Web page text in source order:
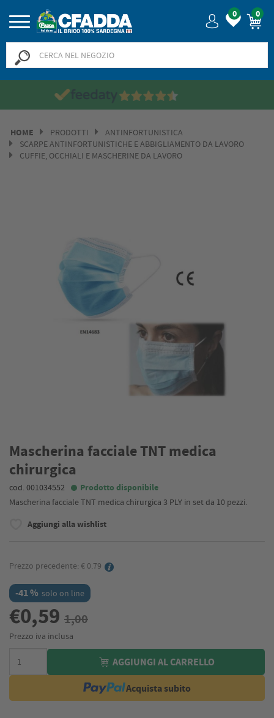
0 0
HOME PRODOTTI
ANTINFORTUNISTICA
SCARPE ANTINFORTUNISTICHE E ABBIGLIAMENTO DA LAVORO
CUFFIE, OCCHIALI E MASCHERINE DA LAVORO
Mascherina facciale TNT medica
chirurgica
cod. 001034552 Prodotto disponibile
Mascherina facciale TNT medica chirurgica 3 PLY in set da 10 pezzi.
Aggiungi alla wishlist
Prezzo precedente: € 0.79
€0,59 1,00
-41 % solo on line
Prezzo iva inclusa
AGGIUNGI AL CARRELLO
Acquista subito